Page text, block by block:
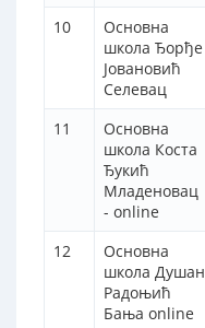
10
Основна
школа Ђорђе
Јовановић
Селевац
11
Основна
школа Коста
Ђукић
Младеновац
- online
12
Основна
школа Душан
Радоњић
Бања online